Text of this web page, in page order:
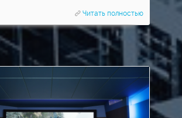
Читать полностью